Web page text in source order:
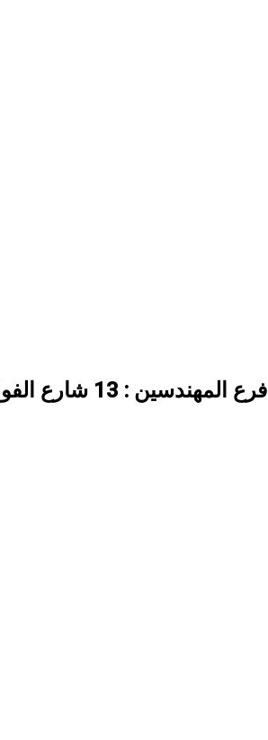
فرع المهندسين : 13 شارع الفواكه – متفرع من شارع الشيخ صالح موسى – البطل احمد عبد العزيز